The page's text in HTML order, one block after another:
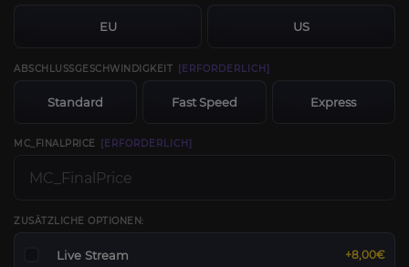
EU US
ABSCHLUSSGESCHWINDIGKEIT [ERFORDERLICH]
Standard Fast Speed Express
MC_FINALPRICE [ERFORDERLICH]
ZUSÄTZLICHE OPTIONEN:
Live Stream +8,00€